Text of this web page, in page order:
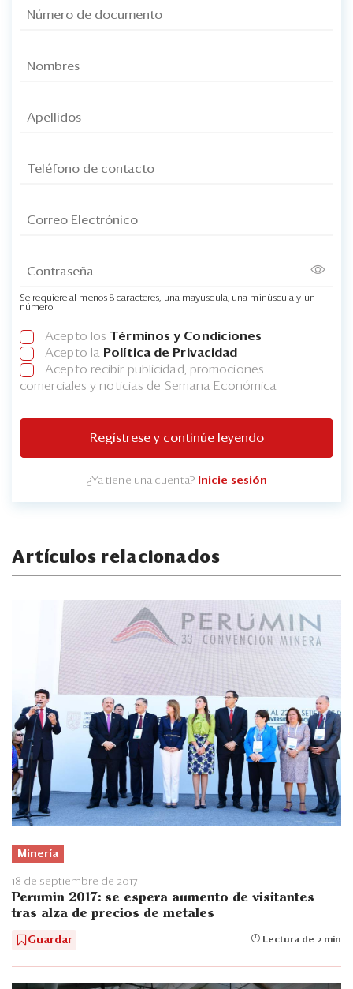
Se requiere al menos 8 caracteres, una mayúscula, una minúscula y un
número
Acepto los Términos y Condiciones
Acepto la Política de Privacidad
Acepto recibir publicidad, promociones
comerciales y noticias de Semana Económica
Regístrese y continúe leyendo
¿Ya tiene una cuenta? Inicie sesión
Artículos relacionados
Minería
18 de septiembre de 2017
Perumin 2017: se espera aumento de visitantes
tras alza de precios de metales
Guardar Lectura de 2 min